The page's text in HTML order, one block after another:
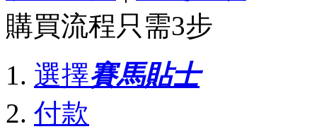
購買流程只需3步
選擇賽馬貼士
付款